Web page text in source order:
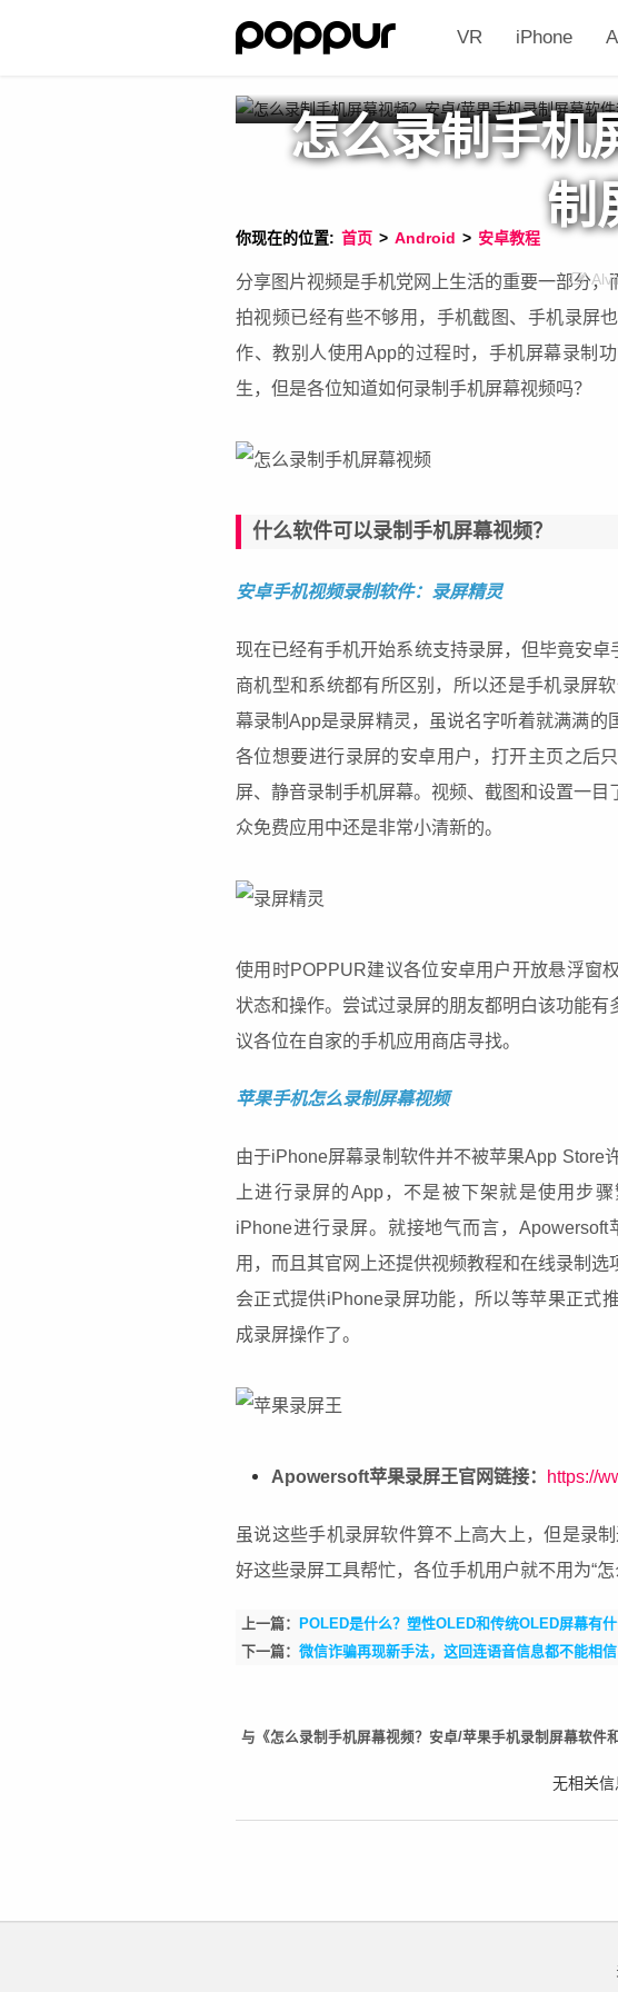
VR iPhone
怎么录制手机
制
你现在的位置: 首页 > Android > 安卓教程
分享图片视频是手机党网上生活的重要一部分，
拍视频已经有些不够用，手机截图、手机录屏
作、教别人使用App的过程时，手机屏幕录制
生，但是各位知道如何录制手机屏幕视频吗？
什么软件可以录制手机屏幕视频？
安卓手机视频录制软件：录屏精灵
现在已经有手机开始系统支持录屏，但毕竟安
商机型和系统都有所区别，所以还是手机录屏
幕录制App是录屏精灵，虽说名字听着就满满的
各位想要进行录屏的安卓用户，打开主页之后
屏、静音录制手机屏幕。视频、截图和设置一
众免费应用中还是非常小清新的。
使用时POPPUR建议各位安卓用户开放悬浮窗
状态和操作。尝试过录屏的朋友都明白该功能
议各位在自家的手机应用商店寻找。
苹果手机怎么录制屏幕视频
由于iPhone屏幕录制软件并不被苹果App Store
上进行录屏的App，不是被下架就是使用步
iPhone进行录屏。就接地气而言，
用，而且其官网上还提供视频教程和在线录制
会正式提供iPhone录屏功能，所以等苹果正式
成录屏操作了。
Apowersoft苹果录屏王官网链接： https://
虽说这些手机录屏软件算不上高大上，但是录
好这些录屏工具帮忙，各位手机用户就不用为“
上一篇：
POLED是什么？塑性OLED和传统OLED屏幕有什
下一篇： 微信诈骗再现新手法，这回连语音信息都不能相信
与《怎么录制手机屏幕视频？安卓/苹果手机录制屏幕软件
无相关信